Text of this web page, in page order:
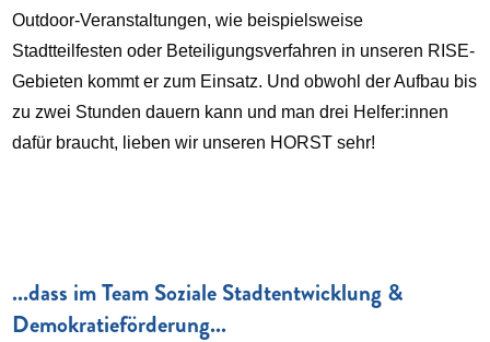
Outdoor-Veranstaltungen, wie beispielsweise
Stadtteilfesten oder Beteiligungsverfahren in unseren RISE-
Gebieten kommt er zum Einsatz. Und obwohl der Aufbau bis
zu zwei Stunden dauern kann und man drei Helfer:innen
dafür braucht, lieben wir unseren HORST sehr!
...dass im Team Soziale Stadtentwicklung &
Demokratieförderung...